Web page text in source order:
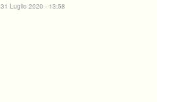
31 Luglio 2020 - 13:58